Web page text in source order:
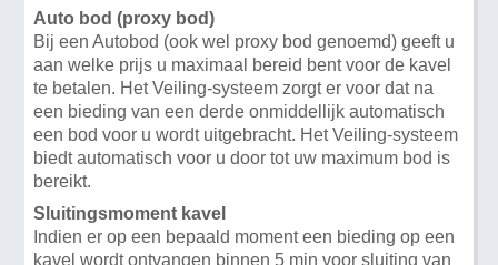
Auto bod (proxy bod)
Bij een Autobod (ook wel proxy bod genoemd) geeft u
aan welke prijs u maximaal bereid bent voor de kavel
te betalen. Het Veiling-systeem zorgt er voor dat na
een bieding van een derde onmiddellijk automatisch
een bod voor u wordt uitgebracht. Het Veiling-systeem
biedt automatisch voor u door tot uw maximum bod is
bereikt.
Sluitingsmoment kavel
Indien er op een bepaald moment een bieding op een
kavel wordt ontvangen binnen 5 min voor sluiting van